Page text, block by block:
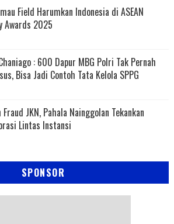
Field Harumkan Indonesia di ASEAN
Awards 2025
: 600 Dapur MBG Polri Tak Pernah
Bisa Jadi Contoh Tata Kelola SPPG
Fraud JKN, Pahala Nainggolan Tekankan
Lintas Instansi
SPONSOR